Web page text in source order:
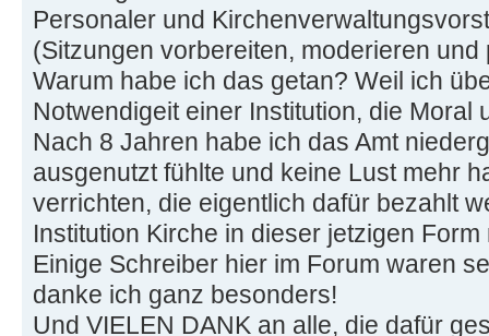
Personaler und
(Sitzungen vorbereiten, moderieren und
Warum habe ich das getan? Weil ich
Notwendigeit einer Institution, die Moral
Nach 8 Jahren habe ich das Amt
ausgenutzt fühlte und keine Lust mehr
verrichten, die eigentlich dafür bezahlt
Institution Kirche in dieser jetzigen
Einige Schreiber hier im Forum waren
danke ich ganz besonders!
Und VIELEN DANK an alle, die dafür